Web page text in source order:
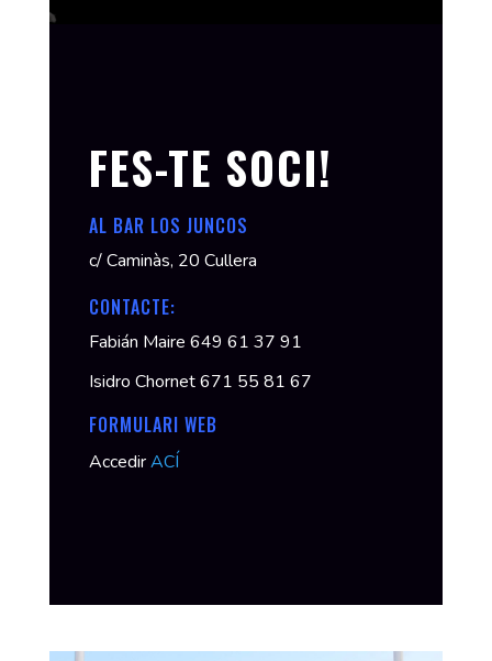
FES-TE SOCI!
AL BAR LOS JUNCOS
c/ Caminàs, 20 Cullera
CONTACTE:
Fabián Maire 649 61 37 91
Isidro Chornet 671 55 81 67
FORMULARI WEB
AccedirACÍ